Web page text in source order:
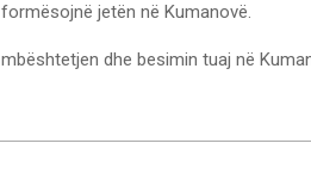
jetën në Kumanovë.
dhe besimin tuaj në